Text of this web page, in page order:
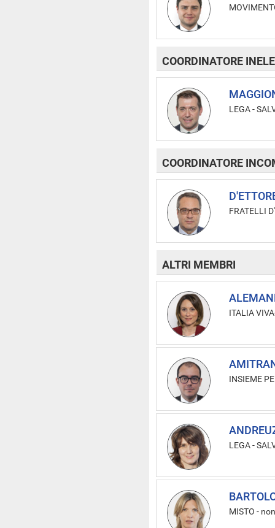
COORDINATORE
LEGA -
COORDINATORE
FRATELLI
ALTRI MEMBRI
ITALIA
INSIEME
LEGA -
MISTO -